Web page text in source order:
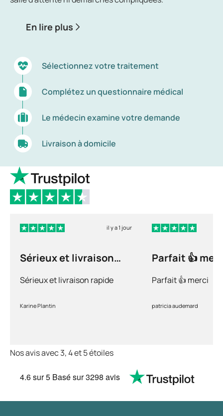
En lire plus
Sélectionnez votre traitement
Complétez un questionnaire médical
Le médecin examine votre demande
Livraison à domicile
il y a 1 jour
Sérieux et livraison
Sérieux et livraison rapide
Karine Plantin
Parfait 👍
Parfait 👍 merci
patricia audemard
Nos avis avec 3, 4 et 5 étoiles
4.6sur 5 Basé sur3298 avis